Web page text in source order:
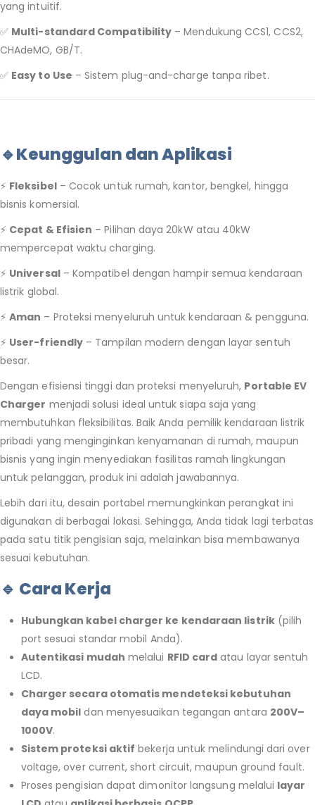
yang intuitif.
✅ Multi-standard Compatibility – Mendukung CCS1, CCS2,
CHAdeMO, GB/T.
✅ Easy to Use – Sistem plug-and-charge tanpa ribet.
🔹Keunggulan dan Aplikasi
⚡ Fleksibel– Cocok untuk rumah, kantor, bengkel, hingga
bisnis komersial.
⚡ Cepat & Efisien – Pilihan daya 20kW atau 40kW
mempercepat waktu charging.
⚡ Universal– Kompatibel dengan hampir semua kendaraan
listrik global.
⚡Aman – Proteksi menyeluruh untuk kendaraan & pengguna.
⚡ User-friendly – Tampilan modern dengan layar sentuh
besar.
Dengan efisiensi tinggi dan proteksi menyeluruh, Portable EV
Charger menjadi solusi ideal untuk siapa saja yang
membutuhkan fleksibilitas. Baik Anda pemilik kendaraan listrik
pribadi yang menginginkan kenyamanan di rumah, maupun
bisnis yang ingin menyediakan fasilitas ramah lingkungan
untuk pelanggan, produk ini adalah jawabannya.
Lebih dari itu, desain portabel memungkinkan perangkat ini
digunakan di berbagai lokasi. Sehingga, Anda tidak lagi terbatas
pada satu titik pengisian saja, melainkan bisa membawanya
sesuai kebutuhan.
🔹 Cara Kerja
Hubungkan kabel charger ke kendaraan listrik(pilih
port sesuai standar mobil Anda).
Autentikasi mudah melalui RFID card atau layar sentuh
LCD.
Charger secara otomatis mendeteksi kebutuhan
daya mobil dan menyesuaikan tegangan antara 200V–
1000V.
Sistem proteksi aktif bekerja untuk melindungi dari over
voltage, over current, short circuit, maupun ground fault.
Proses pengisian dapat dimonitor langsung melalui layar